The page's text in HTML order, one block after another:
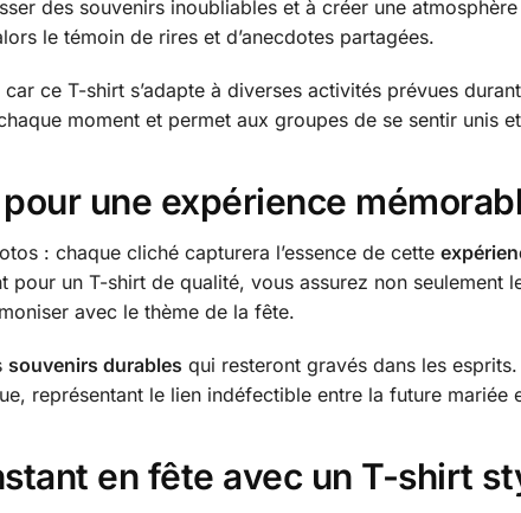
des souvenirs inoubliables et à créer une
le témoin de rires et d’anecdotes partagées.
ce T-shirt s’adapte à diverses activités prévues
moment et permet aux groupes de se sentir unis
une expérience
: chaque cliché capturera l’essence de cette
pour un T-shirt de qualité, vous assurez non seulement
avec le thème de la fête.
souvenirs durables qui resteront gravés dans les
représentant le lien indéfectible entre la future mariée
en fête avec un T-shirt